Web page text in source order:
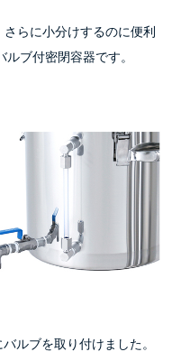
らに小分けするのに便利
ルブ付密閉容器です。
バルブを取り付けました。